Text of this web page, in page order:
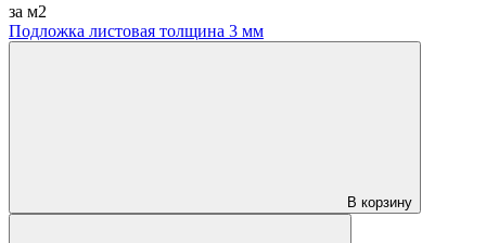
за м2
Подложка листовая толщина 3 мм
В корзину